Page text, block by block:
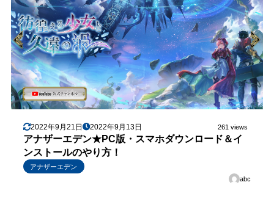
2022年9月21日 2022年9月13日 261 views
アナザーエデン★PC版・スマホダウンロード＆イ
ンストールのやり方！
アナザーエデン
abc